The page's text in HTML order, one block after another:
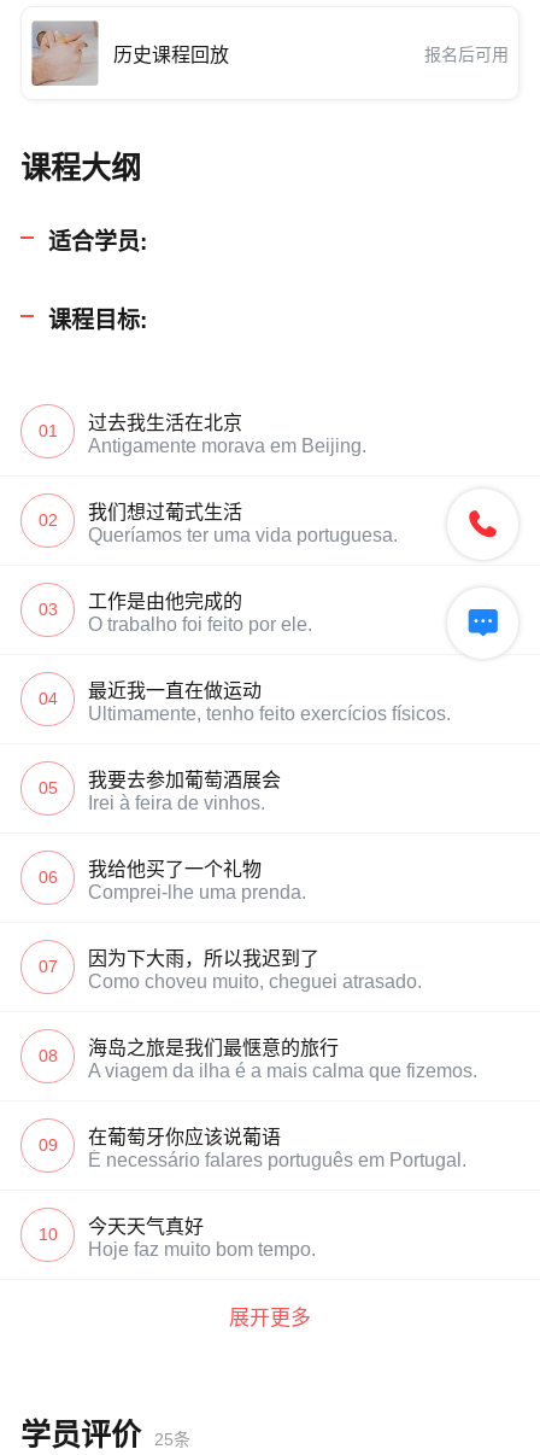
历史课程回放 报名后可用
课程大纲
适合学员:
课程目标:
01
过去我生活在北京
Antigamente morava em Beijing.
02
我们想过葡式生活
Queríamos ter uma vida portuguesa.
03
工作是由他完成的
O trabalho foi feito por ele.
04
最近我一直在做运动
Ultimamente, tenho feito exercícios físicos.
05
我要去参加葡萄酒展会
Irei à feira de vinhos.
06
我给他买了一个礼物
Comprei-lhe uma prenda.
07
因为下大雨，所以我迟到了
Como choveu muito, cheguei atrasado.
08
海岛之旅是我们最惬意的旅行
A viagem da ilha é a mais calma que fizemos.
09
在葡萄牙你应该说葡语
É necessário falares português em Portugal.
10
今天天气真好
Hoje faz muito bom tempo.
展开更多
学员评价 25条

